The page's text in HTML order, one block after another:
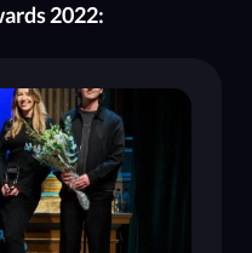
2022: